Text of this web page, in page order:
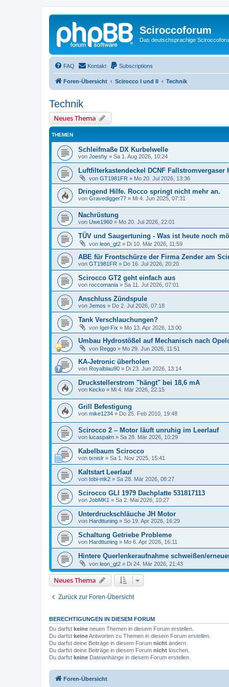
Sciroccoforum
Das deutschsprachige
FAQ Kontakt Subscriptions
Foren-Übersicht Scirocco I und II Technik
Technik
Neues Thema
THEMEN
Schleifmaße DX Kurbelwelle
von Joeshy » Sa 1. Aug 2026, 10:24
Luftfilterkastendeckel DCNF Fallstromvergaser
von GT1981FR » Mo 20. Jul 2026, 13:36
Dringend Hilfe. Rocco springt nicht mehr an.
von Gravedigger77 » Mi 4. Jun 2025, 07:31
Nachrüstung
von Uwe1960 » Mo 20. Jul 2026, 22:01
TÜV und Saugertuning - Was ist heute noch
von leon_gt2 » Di 10. Mär 2026, 11:59
ABE für Frontschürze der Firma Zender am
von GT1981FR » Do 16. Jul 2026, 20:20
Scirocco GT2 geht einfach aus
von roccomania » Sa 11. Jul 2026, 07:01
Anschluss Zündspule
von Jemos » Do 2. Jul 2026, 07:18
Tank Verschlauchungen?
von Igel-Fix » Mo 13. Apr 2026, 13:00
Umbau Hydrostößel auf Mechanisch nach
von Reggo » Mo 29. Jun 2026, 11:51
KA-Jetronic überholen
von Royalblau90 » Di 23. Jun 2026, 13:14
Druckstellerstrom "hängt" bei 18,6 mA
von Kecko » Mi 4. Mär 2026, 22:15
Grill Befestigung
von mike1234 » Do 25. Feb 2010, 19:48
Scirocco 2 – Motor läuft unruhig im Leerlauf
von lucaspalm » Sa 28. Mär 2026, 10:29
Kabelbaum Scirocco
von txnislr » Sa 1. Nov 2025, 15:41
Kaltstart Leerlauf
von tobi-mk2 » Sa 28. Mär 2026, 08:27
Scirocco GLI 1979 Dachplatte 531817113
von JobMK1 » Sa 2. Mai 2026, 10:27
Unterdruckschläuche JH Motor
von Hardttuning » So 19. Apr 2026, 16:29
Schaltung Getriebe Probleme
von Hardttuning » Mo 6. Apr 2026, 16:11
Hintere Querlenkeraufnahme schweißen/
von leon_gt2 » Di 24. Mär 2026, 21:43
Neues Thema
Zurück zur Foren-Übersicht
BERECHTIGUNGEN IN DIESEM FORUM
Du darfst keine neuen Themen in diesem Forum erstellen.
Du darfst keineAntworten zu Themen in diesem Forum erstellen.
Du darfst deine Beiträge in diesem Forum nicht ändern.
Du darfst deine Beiträge in diesem Forum nicht löschen.
Du darfst keine Dateianhänge in diesem Forum erstellen.
Foren-Übersicht